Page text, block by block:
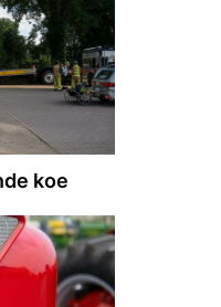
koe